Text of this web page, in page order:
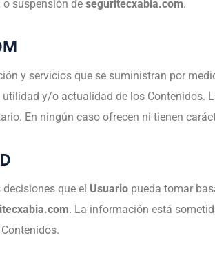
suspensión de seguritecxabia.com.
y servicios que se suministran por
y/o actualidad de los
En ningún caso ofrecen ni tienen
que el Usuario pueda tomar
. La información está